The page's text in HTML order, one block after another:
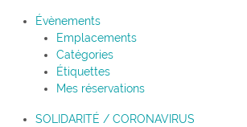
Évènements
Emplacements
Catégories
Étiquettes
Mes réservations
SOLIDARITÉ / CORONAVIRUS